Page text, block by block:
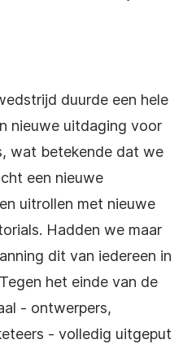
duurde een hele
nieuwe uitdaging voor
, wat betekende dat we
een nieuwe
uitrollen met nieuwe
. Hadden we maar
dit van iedereen in
het einde van de
- ontwerpers,
- volledig uitgeput